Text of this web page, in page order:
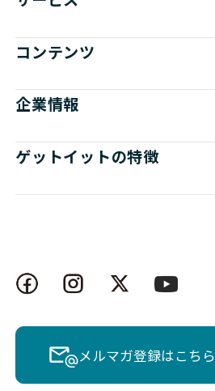
コンテンツ
企業情報
ゲットイットの特徴
メルマガ登録はこちら